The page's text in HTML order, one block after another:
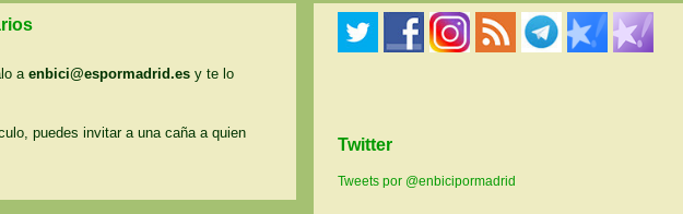
a enbici@espormadrid.es y te lo
puedes invitar a una caña a quien
Twitter
Tweets por @enbicipormadrid